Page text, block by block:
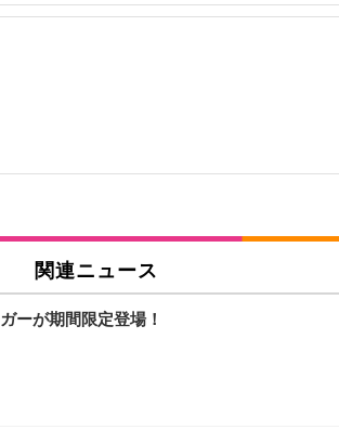
関連ニュース
ーが期間限定登場！